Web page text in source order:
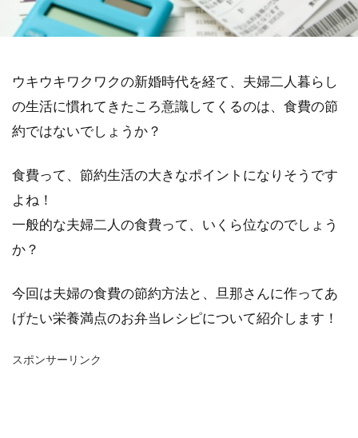
ウキウキワクワクの新婚時代を経て、夫婦二人暮らし
の生活に慣れてきたころ意識してくるのは、食費の節
約ではないでしょうか？
食費って、節約生活の大きなポイントになりそうです
よね！
一般的な夫婦二人の食費って、いくら位なのでしょう
か？
今回は夫婦の食費の節約方法と、旦那さんに作ってあ
げたい栄養満点のお弁当レシピについて紹介します！
スポンサーリンク